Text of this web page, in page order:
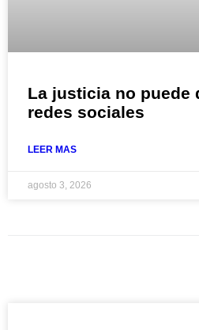
La justicia no puede
redes sociales
LEER MAS
agosto 3, 2026